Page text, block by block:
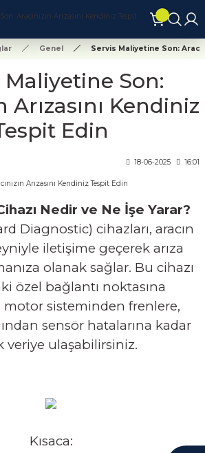
Dön
Dön
Dön
Genel Servis Maliyetine Son:
Maliyetine Son:
Arızasını Kendiniz
Edin
18-06-2025 16:01
Nedir ve Ne İşe Yarar?
Diagnostic) cihazları, aracın
iletişime geçerek arıza
olanak sağlar. Bu cihazı
özel bağlantı noktasına
motor sisteminden frenlere,
sensör hatalarına kadar
veriye ulaşabilirsiniz.
Kısaca: